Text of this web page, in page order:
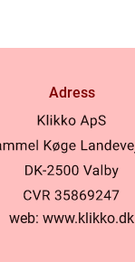
Adress
web: www.klikko.dk